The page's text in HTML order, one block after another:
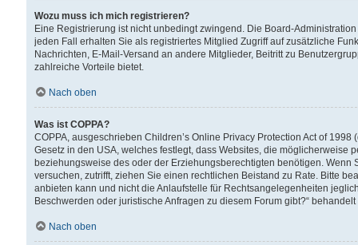
Wozu muss ich mich registrieren?
Eine Registrierung ist nicht unbedingt zwingend. Die Board-
jeden Fall erhalten Sie als registriertes Mitglied Zugriff auf zusätzliche
Nachrichten, E-Mail-Versand an andere Mitglieder, Beitritt zu
zahlreiche Vorteile bietet.
Nach oben
Was ist COPPA?
COPPA, ausgeschrieben Children’s Online Privacy Protection Act of
Gesetz in den USA, welches festlegt, dass Websites, die
beziehungsweise des oder der Erziehungsberechtigten benötigen.
versuchen, zutrifft, ziehen Sie einen rechtlichen Beistand zu Rate. Bitte
anbieten kann und nicht die Anlaufstelle für Rechtsangelegenheiten
Beschwerden oder juristische Anfragen zu diesem Forum gibt?“
Nach oben